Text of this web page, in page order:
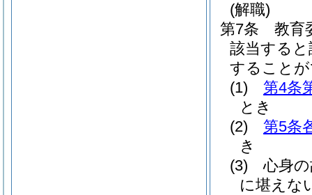
(解職)
第7条
教育
該当する
すること
(1)
第4条
とき
(2)
第5条
き
(3)
心身
に堪えな